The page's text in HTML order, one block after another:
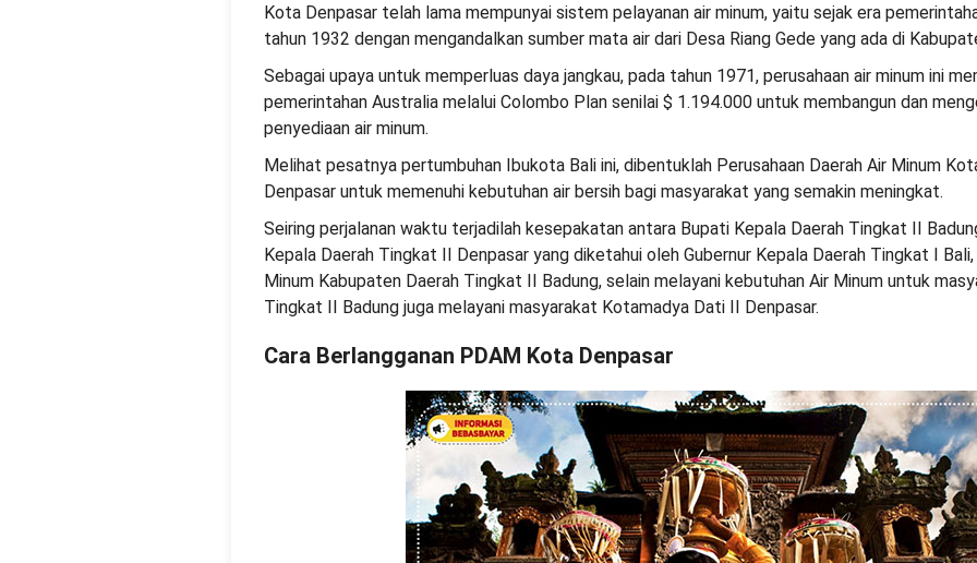
Kota Denpasar telah lama mempunyai sistem pelayanan air minum, yaitu sejak era
tahun 1932 dengan mengandalkan sumber mata air dari Desa Riang Gede yang ada di
Sebagai upaya untuk memperluas daya jangkau, pada tahun 1971, perusahaan air minum ini
pemerintahan Australia melalui Colombo Plan senilai $ 1.194.000 untuk membangun dan
penyediaan air minum.
Melihat pesatnya pertumbuhan Ibukota Bali ini, dibentuklah Perusahaan Daerah Air Minum
Denpasar untuk memenuhi kebutuhan air bersih bagi masyarakat yang semakin meningkat.
Seiring perjalanan waktu terjadilah kesepakatan antara Bupati Kepala Daerah Tingkat II
Kepala Daerah Tingkat II Denpasar yang diketahui oleh Gubernur Kepala Daerah Tingkat I
Minum Kabupaten Daerah Tingkat II Badung, selain melayani kebutuhan Air Minum untuk
Tingkat II Badung juga melayani masyarakat Kotamadya Dati II Denpasar.
Cara Berlangganan PDAM Kota Denpasar